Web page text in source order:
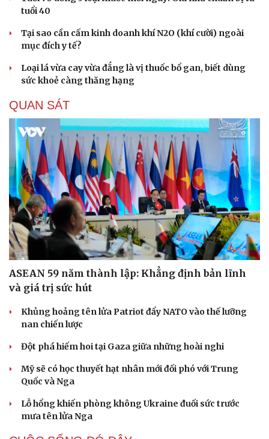
tuổi 40
Tại sao cần cấm kinh doanh khí N2O (khí cười) ngoài
mục đích y tế?
Loại lá vừa cay vừa đắng là vị thuốc bổ gan, biết dùng
sức khoẻ càng thăng hạng
QUAN SÁT
ASEAN 59 năm thành lập: Khẳng định bản lĩnh
và giá trị sức hút
Khủng hoảng tên lửa Patriot đẩy NATO vào thế lưỡng
nan chiến lược
Đột phá hiếm hoi tại Gaza giữa những hoài nghi
Mỹ sẽ có học thuyết hạt nhân mới đối phó với Trung
Quốc và Nga
Lỗ hổng khiến phòng không Ukraine đuối sức trước
mưa tên lửa Nga